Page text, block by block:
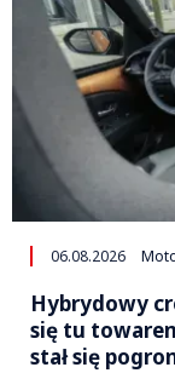
06.08.2026
Hybrydowy
się tu
stał się